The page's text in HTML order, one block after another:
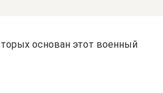
основан этот военный